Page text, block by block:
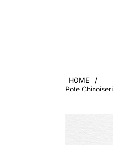
HOME
/
Pote